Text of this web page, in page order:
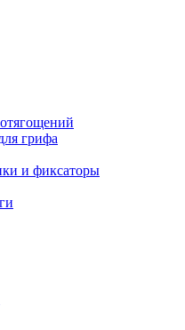
грифа
и фиксаторы